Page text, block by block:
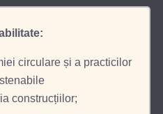
circulare și a practicilor
construcțiilor;